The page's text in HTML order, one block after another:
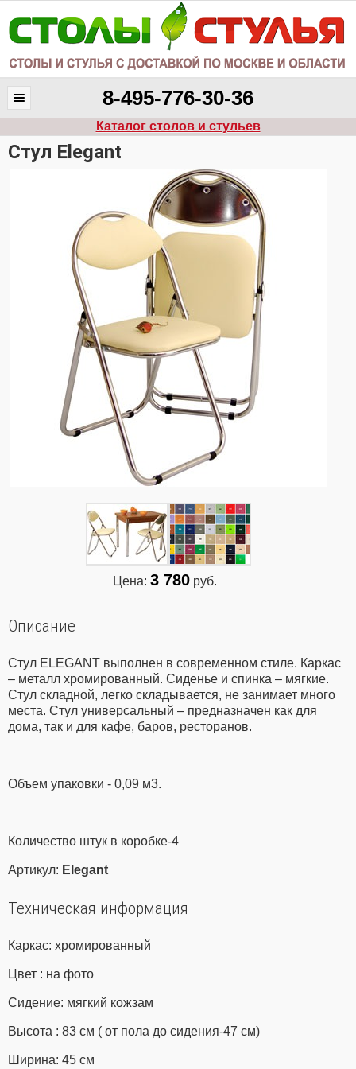
8-495-776-30-36
Каталог столов и стульев
Стул Elegant
Цена: 3 780руб.
Описание
Стул ELEGANT выполнен в современном стиле. Каркас
– металл хромированный. Сиденье и спинка – мягкие.
Стул складной, легко складывается, не занимает много
места. Стул универсальный – предназначен как для
дома, так и для кафе, баров, ресторанов.
Объем упаковки - 0,09 м3.
Количество штук в коробке-4
Артикул: Elegant
Техническая информация
Каркас: хромированный
Цвет : на фото
Сидение: мягкий кожзам
Высота : 83 см ( от пола до сидения-47 см)
Ширина: 45 см